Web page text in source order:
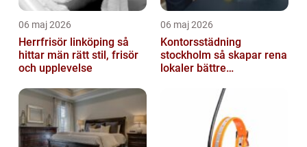
06 maj 2026
Herrfrisör linköping så
hittar män rätt stil, frisör
och upplevelse
06 maj 2026
Kontorsstädning
stockholm så skapar rena
lokaler bättre